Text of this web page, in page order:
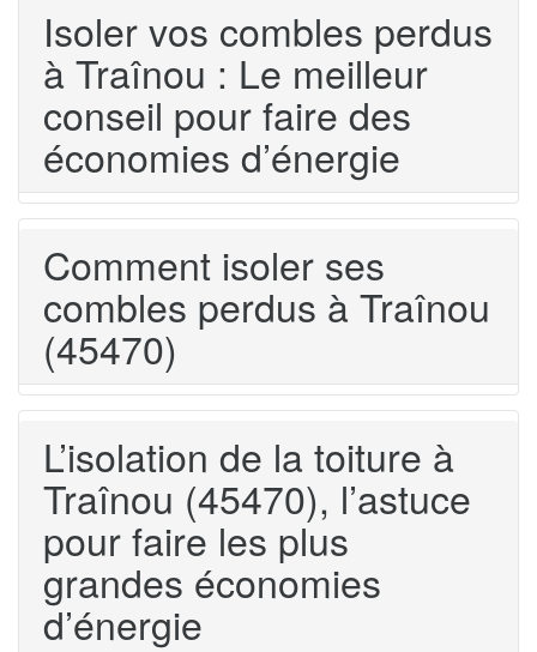
Isoler vos combles perdus
à Traînou : Le meilleur
conseil pour faire des
économies d’énergie
Comment isoler ses
combles perdus à Traînou
(45470)
L’isolation de la toiture à
Traînou (45470), l’astuce
pour faire les plus
grandes économies
d’énergie